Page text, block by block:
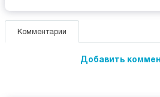
Комментарии
Добавить